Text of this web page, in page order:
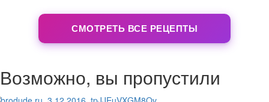
СМОТРЕТЬ ВСЕ РЕЦЕПТЫ
Возможно, вы пропустили